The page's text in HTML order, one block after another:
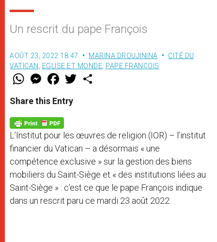
Un rescrit du pape François
AOÛT 23, 2022 18:47 MARINA DROUJININA
CITÉ DU
VATICAN
EGLISE ET MONDE PAPE FRANÇOIS
W
t
s
p
p
M
e
s
e
g
e
r
F
a
e
b
o
k
w
Share this Entry
L’Institut pour les œuvres de religion (IOR) – l’institut
financier du Vatican – a désormais « une
compétence exclusive » sur la gestion des biens
mobiliers du Saint-Siège et « des institutions liées au
Saint-Siège » : c’est ce que le pape François indique
dans un rescrit paru ce mardi 23 août 2022.